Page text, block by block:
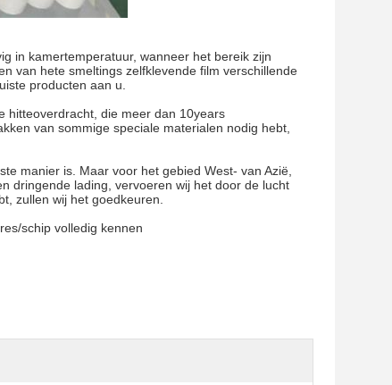
in kamertemperatuur, wanneer het bereik zijn
van hete smeltings zelfklevende film verschillende
producten aan u.
hitteoverdracht, die meer dan 10years
van sommige speciale materialen nodig hebt,
manier is. Maar voor het gebied West- van Azië,
dringende lading, vervoeren wij het door de lucht
zullen wij het goedkeuren.
schip volledig kennen